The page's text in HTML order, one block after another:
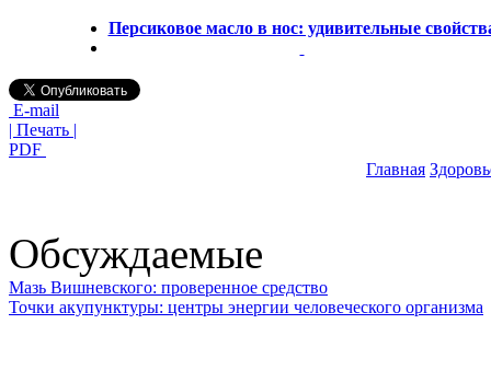
Персиковое масло в нос: удивительные
E-mail
| Печать |
PDF
Главная
Обсуждаемые
Мазь Вишневского: проверенное средство
Точки акупунктуры: центры энергии человеческого организма